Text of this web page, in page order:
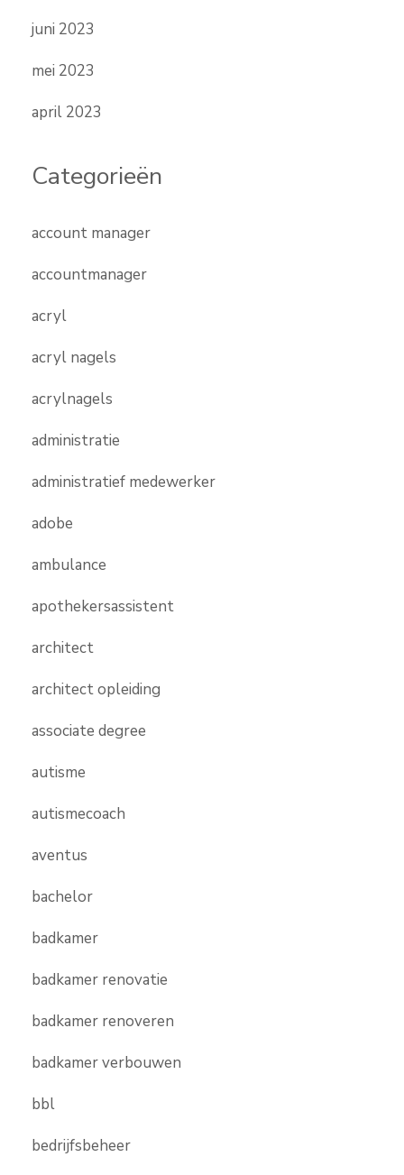
juni 2023
mei 2023
april 2023
Categorieën
account manager
accountmanager
acryl
acryl nagels
acrylnagels
administratie
administratief medewerker
adobe
ambulance
apothekersassistent
architect
architect opleiding
associate degree
autisme
autismecoach
aventus
bachelor
badkamer
badkamer renovatie
badkamer renoveren
badkamer verbouwen
bbl
bedrijfsbeheer